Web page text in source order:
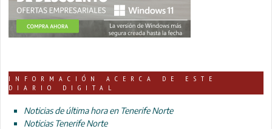
INFORMACIÓN ACERCA DE ESTE
DIARIO DIGITAL
Noticias de última hora en Tenerife Norte
Noticias Tenerife Norte